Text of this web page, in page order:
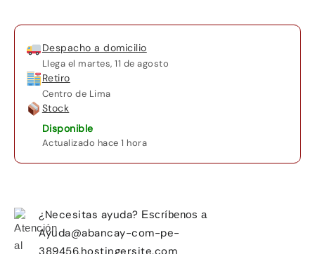
Despacho a domicilio
Llega el martes, 11 de agosto
Retiro
Centro de Lima
Stock
Disponible
Actualizado hace 1 hora
¿Necesitas ayuda? Escríbenos a
Ayuda@abancay-com-pe-
389456.hostingersite.com